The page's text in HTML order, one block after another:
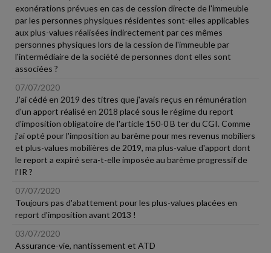
exonérations prévues en cas de cession directe de l'immeuble
par les personnes physiques résidentes sont-elles applicables
aux plus-values réalisées indirectement par ces mêmes
personnes physiques lors de la cession de l'immeuble par
l'intermédiaire de la société de personnes dont elles sont
associées ?
07/07/2020
J'ai cédé en 2019 des titres que j'avais reçus en rémunération
d'un apport réalisé en 2018 placé sous le régime du report
d'imposition obligatoire de l'article 150-0 B ter du CGI. Comme
j'ai opté pour l'imposition au barème pour mes revenus mobiliers
et plus-values mobilières de 2019, ma plus-value d'apport dont
le report a expiré sera-t-elle imposée au barème progressif de
l'IR ?
07/07/2020
Toujours pas d'abattement pour les plus-values placées en
report d'imposition avant 2013 !
03/07/2020
Assurance-vie, nantissement et ATD